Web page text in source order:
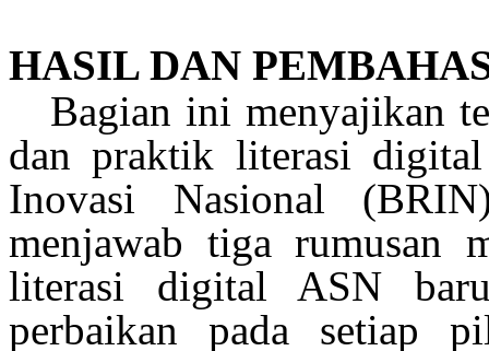
HASIL DAN
Bagian ini menyajikan
danpraktik literasi
Inovasi Nasional
menjawab tiga rumusan
literasi digital ASN
perbaikan pada setiap